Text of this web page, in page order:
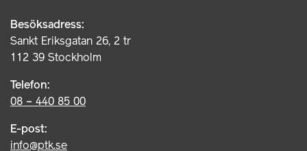
Besöksadress:
Sankt Eriksgatan 26, 2 tr
112 39 Stockholm
Telefon:
08 – 440 85 00
E-post:
info@ptk.se